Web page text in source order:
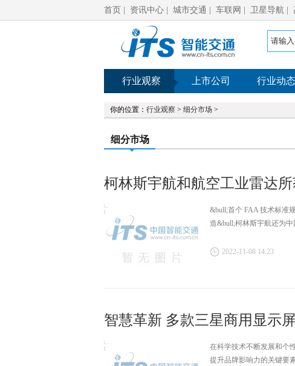
首页 资讯中心 城市交通 车联网 卫星导航
行业观察 上市公司 行业动态
你的位置： 行业观察 > 细分市场 >
细分市场
柯林斯宇航和航空工业雷达
&bull;首个 FAA 技术标准
造&bull;柯林斯宇航还为中
2022-11-08 14:23
智慧革新 多款三星商用显示
在科学技术不断发展和个
提升品牌影响力的关键要